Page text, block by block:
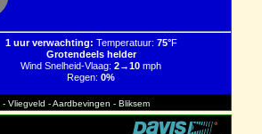
1 uur verwachting: Temperatuur: 75°F
Grotendeels helder
Wind Snelheid-Vlaag: 2→10 mph
Regen: 0%
- Vliegveld - Aardbevingen - Bliksem